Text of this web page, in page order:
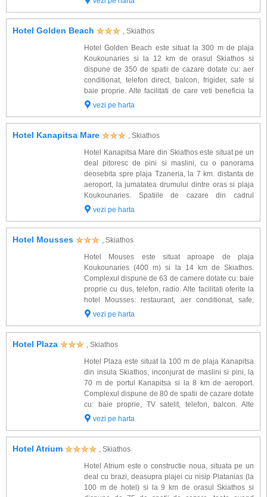
Hotel Golden Beach
, Skiathos
Hotel Golden Beach este situat la 300 m de plaja
Koukounaries si la 12 km de orasul Skiathos si
dispune de 350 de spatii de cazare dotate cu: aer
conditionat, telefon direct, balcon, frigider, safe si
baie proprie. Alte facilitati de care veti beneficia la
hotel Golden Beach: restaurant, bar la piscina,
vezi pe harta
Hotel Kanapitsa Mare
, Skiathos
Hotel Kanapitsa Mare din Skiathos este situat pe un
deal pitoresc de pini si maslini, cu o panorama
deosebita spre plaja Tzaneria, la 7 km. distanta de
aeroport, la jumatatea drumului dintre oras si plaja
Koukounaries. Spatiile de cazare din cadrul
complexului sunt dotate cu: baie proprie, uscator de
vezi pe harta
Hotel Mousses
, Skiathos
Hotel Mouses este situat aproape de plaja
Koukounaries (400 m) si la 14 km de Skiathos.
Complexul dispune de 63 de camere dotate cu: baie
proprie cu dus, telefon, radio. Alte facilitati oferite la
hotel Mousses: restaurant, aer conditionat, safe,
baruri, salon de mic dejun, piscina, salon TV si
vezi pe harta
Hotel Plaza
, Skiathos
Hotel Plaza este situat la 100 m de plaja Kanapitsa
din insula Skiathos, inconjurat de maslini si pini, la
70 m de portul Kanapitsa si la 8 km de aeroport.
Complexul dispune de 80 de spatii de cazare dotate
cu: baie proprie, TV satelit, telefon, balcon. Alte
facilitati gasite la hotel Plaza: restaurant, bar,
vezi pe harta
Hotel Atrium
, Skiathos
Hotel Atrium este o constructie noua, situata pe un
deal cu brazi, deasupra plajei cu nisip Platanias (la
100 m de hotel) si la 9 km de orasul Skiathos si